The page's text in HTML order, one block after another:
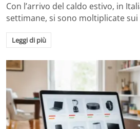
Con l’arrivo del caldo estivo, in
settimane, si sono moltiplicate
Leggi di più